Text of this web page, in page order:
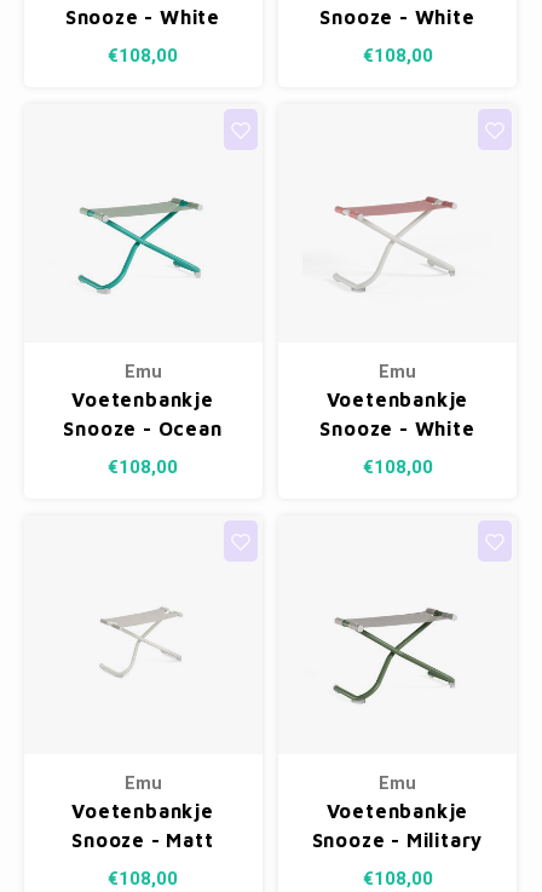
Snooze - White
23/Pomegranate
€108,00
Snooze - White
23/White 300/54
€108,00
Emu
Voetenbankje
Snooze - Ocean
Green
€108,00
Emu
Voetenbankje
Snooze - White
23/Red 300/46
€108,00
Emu
Voetenbankje
Snooze - Matt
White 23/Ice
€108,00
Emu
Voetenbankje
Snooze - Military
Green 17/Ice
€108,00